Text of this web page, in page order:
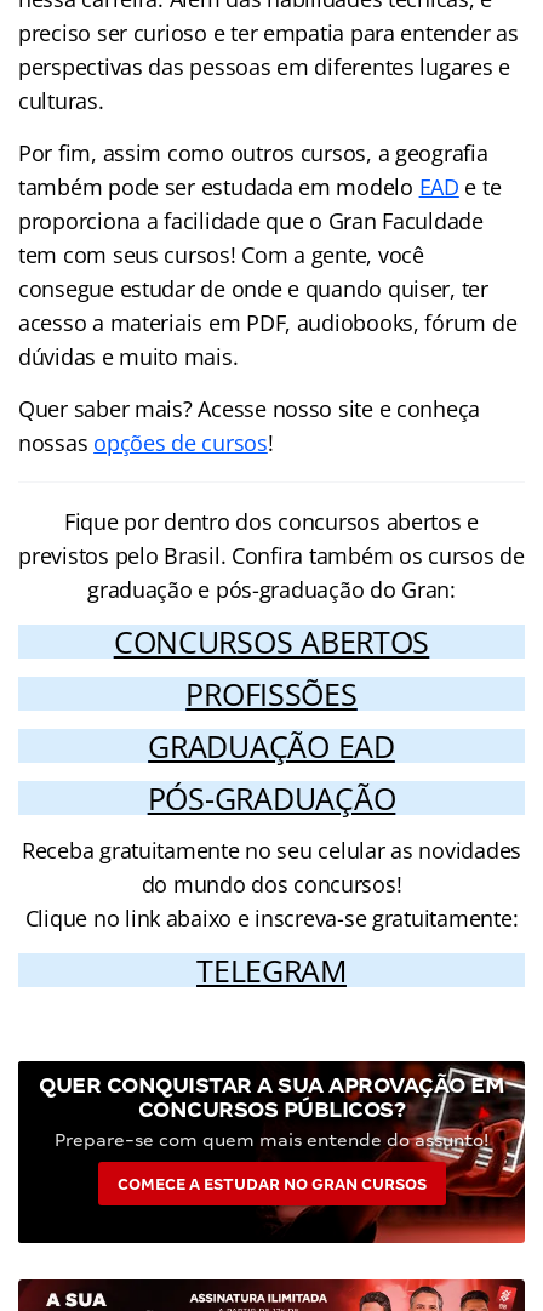
preciso ser curioso e ter empatia para entender as
perspectivas das pessoas em diferentes lugares e
culturas.
Por fim, assim como outros cursos, a geografia
também pode ser estudada em modelo EAD e te
proporciona a facilidade que o Gran Faculdade
tem com seus cursos! Com a gente, você
consegue estudar de onde e quando quiser, ter
acesso a materiais em PDF, audiobooks, fórum de
dúvidas e muito mais.
Quer saber mais? Acesse nosso site e conheça
nossas opções de cursos!
Fique por dentro dos concursos abertos e
previstos pelo Brasil. Confira também os cursos de
graduação e pós-graduação do Gran:
CONCURSOS ABERTOS
PROFISSÕES
GRADUAÇÃO EAD
PÓS-GRADUAÇÃO
Receba gratuitamente no seu celular as novidades
do mundo dos concursos!
Clique no link abaixo e inscreva-se gratuitamente:
TELEGRAM
QUER CONQUISTAR A SUA APROVAÇÃO EM
CONCURSOS PÚBLICOS?
Prepare-se com quem mais entende do assunto!
COMECE A ESTUDAR NO GRAN CURSOS